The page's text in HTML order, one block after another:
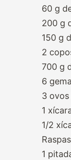
60 g
200 g
150 g
2
700 g
6
3
1
1/2
1